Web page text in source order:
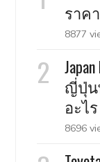
ราค
8877
ญี่ปุ่น
อะไร
8696